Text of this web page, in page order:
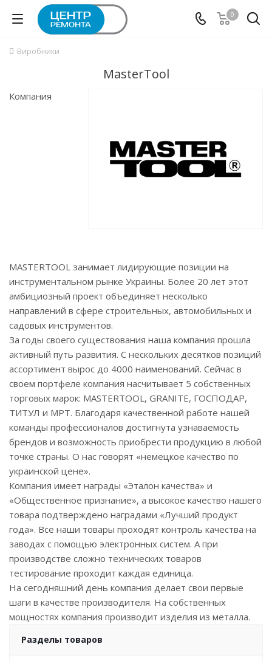
0
Виробники
MasterTool
Компания
MASTERTOOL занимает лидирующие позиции на
инструментальном рынке Украины. Более 20 лет этот
амбициозный проект объединяет несколько
направлений в сфере строительных, автомобильных и
садовых инструментов.
За годы своего существования наша компания прошла
активный путь развития. С нескольких десятков позиций
ассортимент вырос до 4000 наименований. Сейчас в
своем портфеле компания насчитывает 5 собственных
торговых марок: MASTERTOOL, GRANITE, ГОСПОДАР,
ТИТУЛ и MPT. Благодаря качественной работе нашей
команды профессионалов достигнута узнаваемость
брендов и возможность приобрести продукцию в любой
точке страны. О нас говорят «немецкое качество по
украинской цене».
Компания имеет награды «Эталон качества» и
«Общественное признание», а высокое качество нашего
товара подтверждено наградами «Лучший продукт
года». Все наши товары проходят контроль качества на
заводах с помощью электронных систем. А при
производстве сложно технических товаров
тестирование проходит каждая единица.
На сегодняшний день компания делает свои первые
шаги в качестве производителя. На собственных
мощностях компания производит изделия из металла.
Разделы товаров